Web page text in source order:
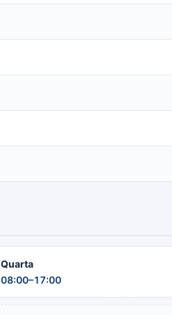
Quarta
08:00–17:00